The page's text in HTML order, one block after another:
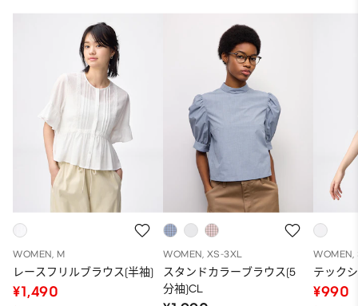
WOMEN, M
レースフリルブラウス(半袖)
¥1,490
WOMEN, XS-3XL
スタンドカラーブラウス(5
分袖)CL
WOMEN,
テック
¥990